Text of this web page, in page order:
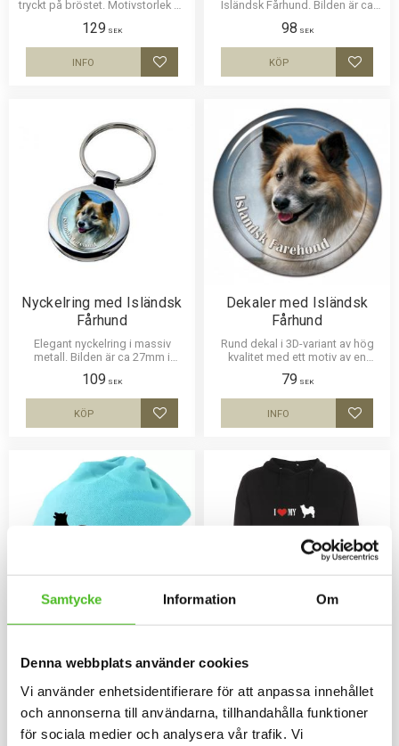
Samtycke Information Om
Denna webbplats använder cookies
Vi använder enhetsidentifierare för att anpassa innehållet
och annonserna till användarna, tillhandahålla funktioner
för sociala medier och analysera vår trafik. Vi
tryckt på bröstet. Motivstorlek ca
129 SEK
Lägg till i favoriter
INFO
Isländsk Fårhund. Bilden är ca
för att vara hållbar och ge ett
intryck av djup i bilden. Läderrem
som man kan anpassa till
98 SEK
Lägg
KÖP
Nyckelring med Isländsk
Fårhund
Elegant nyckelring i massiv
metall. Bilden är ca 27mm i
vara hållbar och ge ett intryck av
djup i bilden.
109 SEK
Lägg till i favoriter
KÖP
Dekaler med Isländsk
Fårhund
Rund dekal i 3D-variant av hög
kvalitet med ett motiv av en
storlekar 10 cm , 15 cm och 30
cm i diameter.
79 SEK
Lägg
INFO
Mössa med Isländsk
Fårhund
Mössa i bomullspandex med ett
siluettmotiv av en Isländsk
Fårhund. Mössan finns i flera
färger.
159SEK
Hoodie med Isländsk
Luvtröja med ett Isländsk
Fårhundsmotiv tryckt på bröstet.
Motivstorlek ca 28x7 cm.
429SEK